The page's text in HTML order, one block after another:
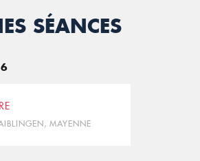
SÉANCES
MAYENNE